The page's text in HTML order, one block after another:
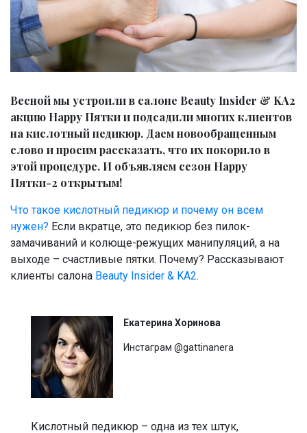
Весной мы устроили в салоне Beauty Insider & KA2
акцию Happy Пятки и подсадили многих клиентов
на кислотный педикюр. Даем новообращенным
слово и просим рассказать, что их покорило в
этой процедуре. И объявляем сезон Happy
Пятки-2 открытым!
Что такое кислотный педикюр и почему он всем
нужен? Если вкратце, это педикюр без пилок-
замачиваний и колюще-режущих манипуляций, а на
выходе – счастливые пятки. Почему? Рассказывают
клиенты салона Beauty Insider & KA2.
Екатерина Хоринова
Инстаграм @gattinanera
Кислотный педикюр – одна из тех штук,